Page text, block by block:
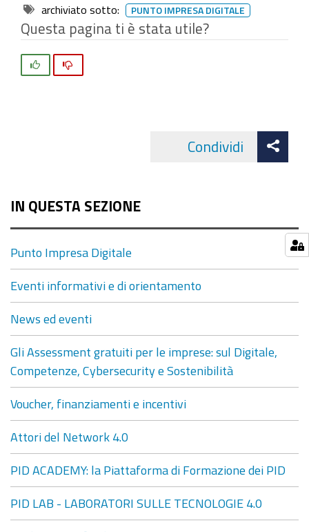
archiviato sotto: PUNTO IMPRESA DIGITALE
Questa pagina ti è stata utile?
Condividi
IN QUESTA SEZIONE
Punto Impresa Digitale
Eventi informativi e di orientamento
News ed eventi
Gli Assessment gratuiti per le imprese: sul Digitale,
Competenze, Cybersecurity e Sostenibilità
Voucher, finanziamenti e incentivi
Attori del Network 4.0
PID ACADEMY: la Piattaforma di Formazione dei PID
PID LAB - LABORATORI SULLE TECNOLOGIE 4.0